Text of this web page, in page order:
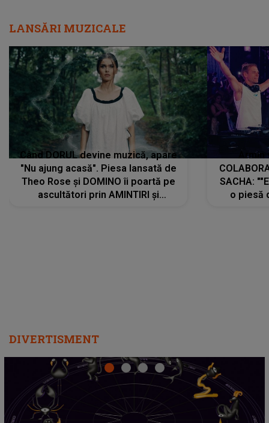
LANSĂRI MUZICALE
Când DORUL devine muzică, apare
"Nu ajung acasă". Piesa lansată de
Theo Rose și DOMINO îi poartă pe
ascultători prin AMINTIRI și
SACHA:
o piesă
DIVERTISMENT